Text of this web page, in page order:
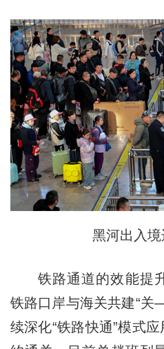
黑河出入
铁路通道的效能提
铁路口岸与海关共建“
续深化“铁路快通”模式